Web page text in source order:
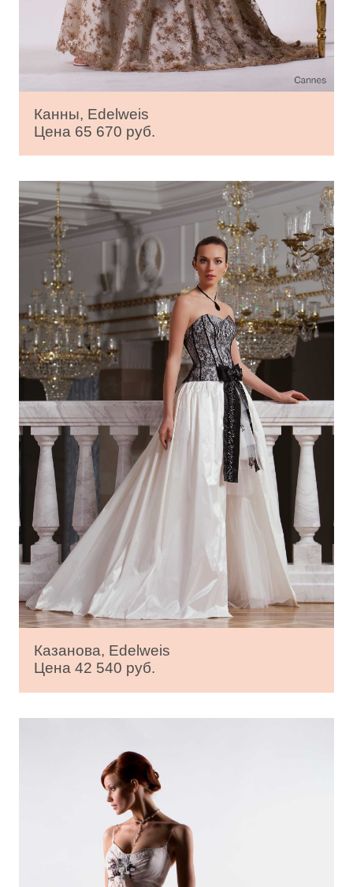
Канны, Edelweis
Цена 65 670 руб.
Казанова, Edelweis
Цена 42 540 руб.